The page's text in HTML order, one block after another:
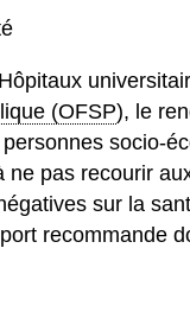
(OFSP), le
socio-
ne pas recourir
sur la
recommande